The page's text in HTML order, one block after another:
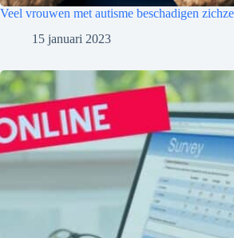
Veel vrouwen met autisme beschadigen
15 januari 2023